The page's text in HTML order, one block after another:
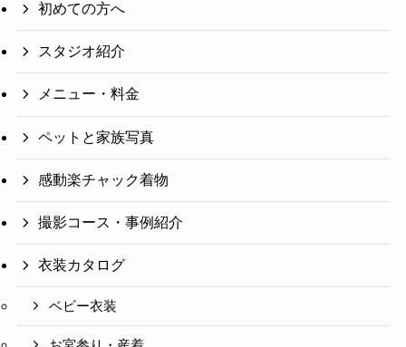
初めての方へ
スタジオ紹介
メニュー・料金
ペットと家族写真
感動楽チャック着物
撮影コース・事例紹介
衣装カタログ
ベビー衣装